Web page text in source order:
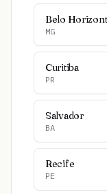
Belo
MG
Curitiba
PR
Salvador
BA
Recife
PE